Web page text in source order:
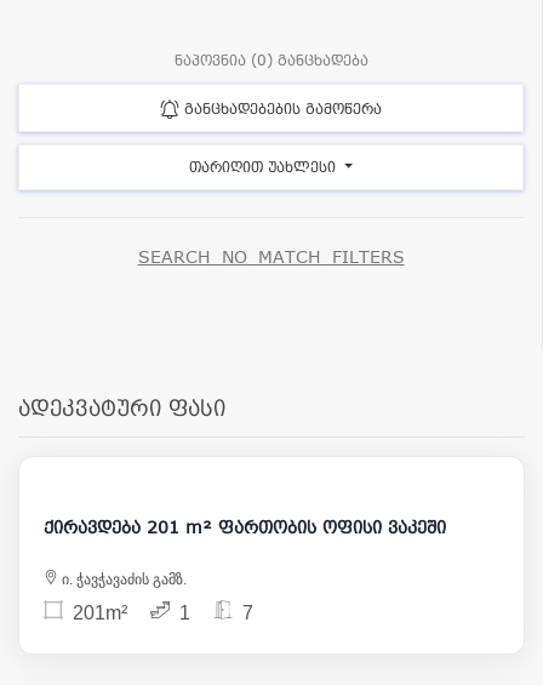
ნაპოვნია (0) განცხადება
განცხადებების გამოწერა
თარიღით უახლესი
SEARCH_NO_MATCH_FILTERS
ადეკვატური ფასი
2 500
ქირავდება 201 m² ფართობის ოფისი ვაკეში
ი. ჭავჭავაძის გამზ.
201m² 1 7